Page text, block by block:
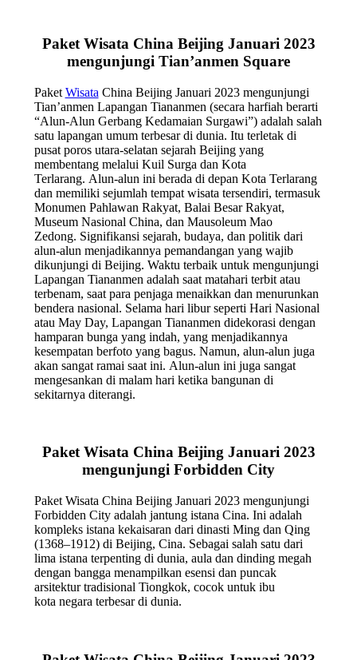
Paket Wisata China Beijing Januari 2023
mengunjungi Tian’anmen Square
Paket Wisata China Beijing Januari 2023 mengunjungi
Tian’anmen Lapangan Tiananmen (secara harfiah berarti
“Alun-Alun Gerbang Kedamaian Surgawi”) adalah salah
satu lapangan umum terbesar di dunia. Itu terletak di
pusat poros utara-selatan sejarah Beijing yang
membentang melalui Kuil Surga dan Kota
Terlarang. Alun-alun ini berada di depan Kota Terlarang
dan memiliki sejumlah tempat wisata tersendiri, termasuk
Monumen Pahlawan Rakyat, Balai Besar Rakyat,
Museum Nasional China, dan Mausoleum Mao
Zedong. Signifikansi sejarah, budaya, dan politik dari
alun-alun menjadikannya pemandangan yang wajib
dikunjungi di Beijing. Waktu terbaik untuk mengunjungi
Lapangan Tiananmen adalah saat matahari terbit atau
terbenam, saat para penjaga menaikkan dan menurunkan
bendera nasional. Selama hari libur seperti Hari Nasional
atau May Day, Lapangan Tiananmen didekorasi dengan
hamparan bunga yang indah, yang menjadikannya
kesempatan berfoto yang bagus. Namun, alun-alun juga
akan sangat ramai saat ini. Alun-alun ini juga sangat
mengesankan di malam hari ketika bangunan di
sekitarnya diterangi.
Paket Wisata China Beijing Januari 2023
mengunjungi Forbidden City
Paket Wisata China Beijing Januari 2023 mengunjungi
Forbidden City adalah jantung istana Cina. Ini adalah
kompleks istana kekaisaran dari dinasti Ming dan Qing
(1368–1912) di Beijing, Cina. Sebagai salah satu dari
lima istana terpenting di dunia, aula dan dinding megah
dengan bangga menampilkan esensi dan puncak
arsitektur tradisional Tiongkok, cocok untuk ibu
kota negara terbesar di dunia.